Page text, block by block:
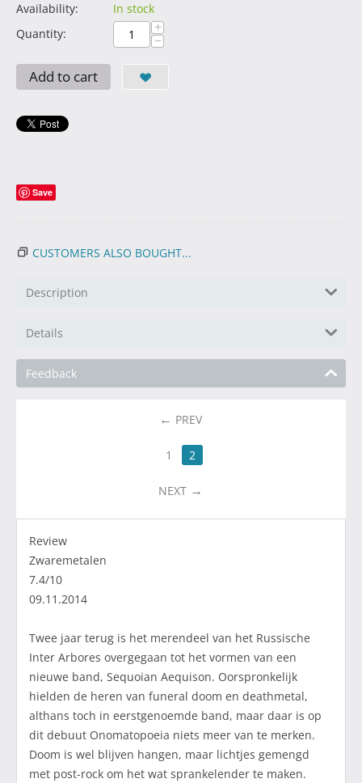
Availability:
In stock
Quantity:
+
−
Add to cart
Save
CUSTOMERS ALSO BOUGHT...
Description
Details
Feedback
PREV
1 2
NEXT
Review
Zwaremetalen
7.4/10
09.11.2014
Twee jaar terug is het merendeel van het Russische
Inter Arbores overgegaan tot het vormen van een
nieuwe band, Sequoian Aequison. Oorspronkelijk
hielden de heren van funeral doom en deathmetal,
althans toch in eerstgenoemde band, maar daar is op
dit debuut Onomatopoeia niets meer van te merken.
Doom is wel blijven hangen, maar lichtjes gemengd
met post-rock om het wat sprankelender te maken.